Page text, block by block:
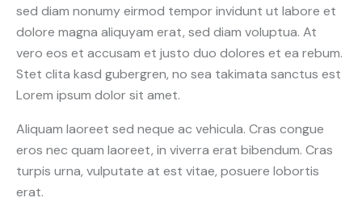
sed diam nonumy eirmod tempor invidunt ut labore et
dolore magna aliquyam erat, sed diam voluptua. At
vero eos et accusam et justo duo dolores et ea rebum.
Stet clita kasd gubergren, no sea takimata sanctus est
Lorem ipsum dolor sit amet.
Aliquam laoreet sed neque ac vehicula. Cras congue
eros nec quam laoreet, in viverra erat bibendum. Cras
turpis urna, vulputate at est vitae, posuere lobortis
erat.